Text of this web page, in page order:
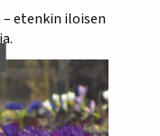
etenkin iloisen